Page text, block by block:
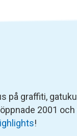
på graffiti,
2001 och
!